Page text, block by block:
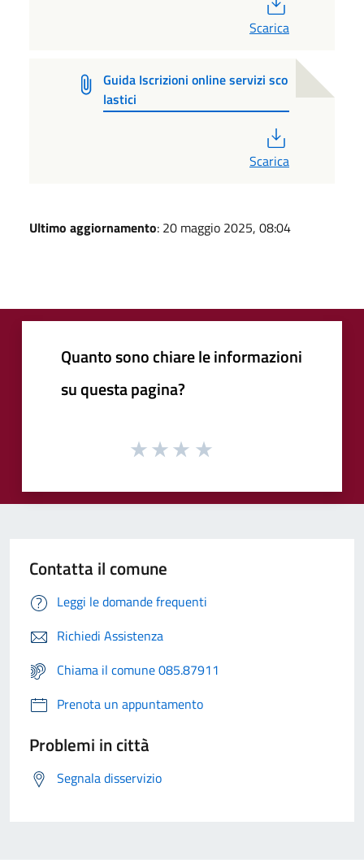
Scarica
Guida Iscrizioni online servizi sco
lastici
Scarica
Ultimo aggiornamento: 20 maggio 2025, 08:04
Quanto sono chiare le informazioni
su questa pagina?
Contatta il comune
Leggi le domande frequenti
Richiedi Assistenza
Chiama il comune 085.87911
Prenota un appuntamento
Problemi in città
Segnala disservizio